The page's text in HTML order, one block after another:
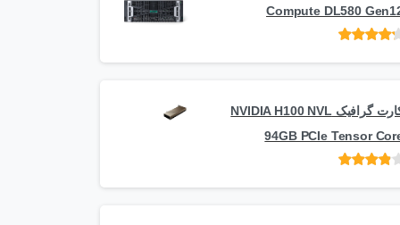
Compute DL580
کارت گرافیک NVIDIA H100 NVL
94GB PCIe Tensor
5